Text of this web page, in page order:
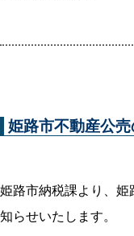
姫路市不動産公
姫路市納税課より、
知らせいたします。